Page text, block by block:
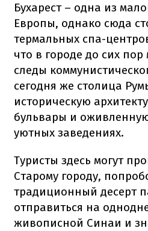
Бухарест – одна из
Европы, однако сюда
термальных спа-
что в городе до сих
следы
сегодня же столица
историческую
бульвары и
уютных заведениях.
Туристы здесь могут
Старому городу,
традиционный десерт
отправиться на
живописной Синаи и